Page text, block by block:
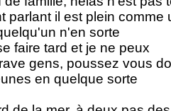
parlant il est plein comme
n'en sorte
faire tard et je ne peux
gens, poussez vous
en quelque sorte